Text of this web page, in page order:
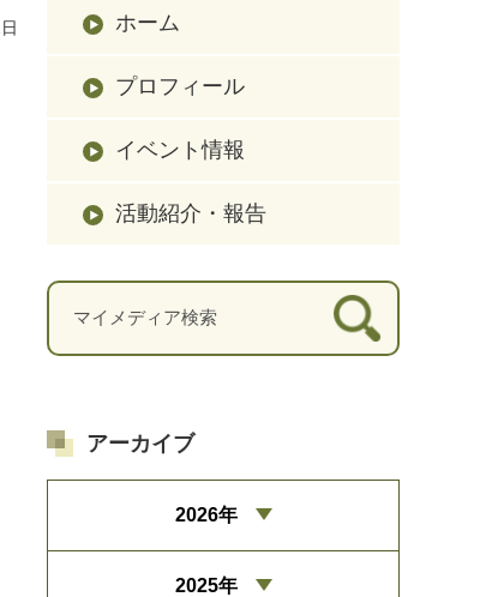
ホーム
プロフィール
イベント情報
活動紹介・報告
アーカイブ
2026年
2025年